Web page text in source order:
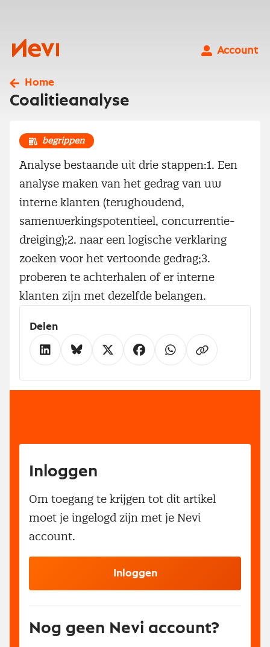
Nevi
Account
Home
Coalitieanalyse
begrippen
Analyse bestaande uit drie stappen:1. Een
analyse maken van het gedrag van uw
interne klanten (terughoudend,
samenwerkingspotentieel, concurrentie­
dreiging);2. naar een logische verklaring
zoeken voor het vertoonde gedrag;3.
proberen te achterhalen of er interne
klanten zijn met dezelfde belangen.
Delen
Inloggen
Om toegang te krijgen tot dit artikel
moet je ingelogd zijn met je Nevi
account.
Inloggen
Nog geen Nevi account?